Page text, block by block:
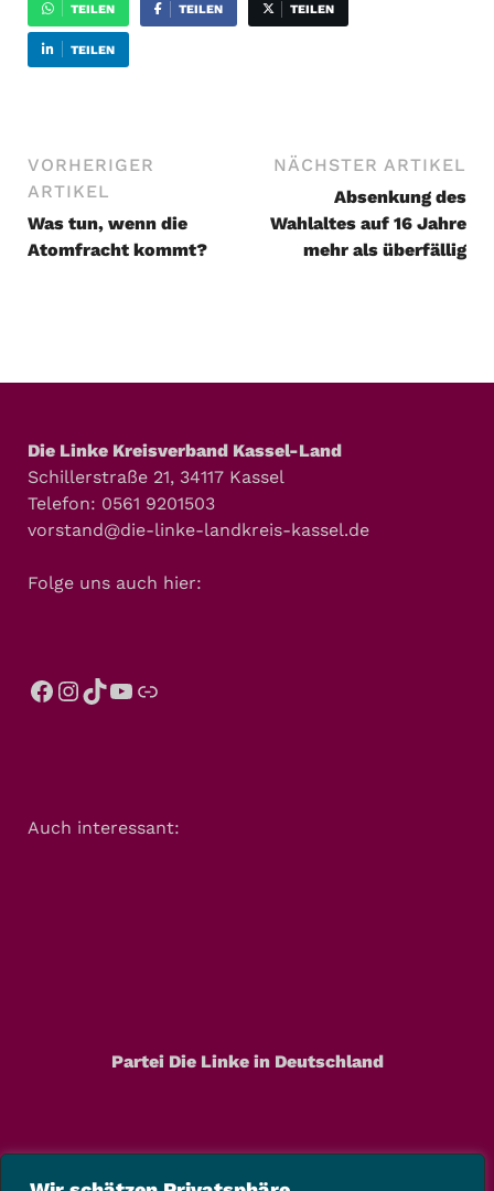
TEILEN TEILEN TEILEN
TEILEN
VORHERIGER
ARTIKEL
Was tun, wenn die
Atomfracht kommt?
NÄCHSTER ARTIKEL
Absenkung des
Wahlaltes auf 16 Jahre
mehr als überfällig
Die Linke Kreisverband Kassel-Land
Schillerstraße 21, 34117 Kassel
Telefon: 0561 9201503
vorstand@die-linke-landkreis-kassel.de
Folge uns auch hier:
Auch interessant:
Partei Die Linke in Deutschland